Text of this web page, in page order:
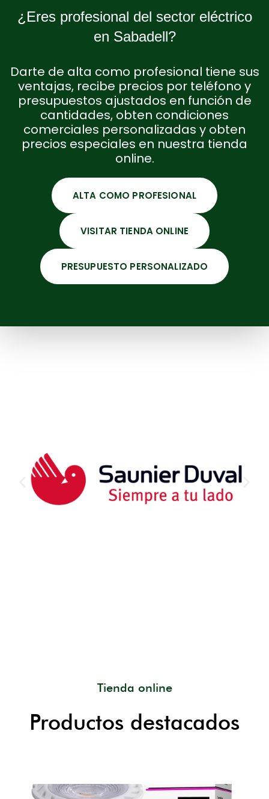
¿Eres profesional del sector eléctrico
en Sabadell?
Darte de alta como profesional tiene sus
ventajas, recibe precios por teléfono y
presupuestos ajustados en función de
cantidades, obten condiciones
comerciales personalizadas y obten
precios especiales en nuestra tienda
online.
ALTA COMO PROFESIONAL
VISITAR TIENDA ONLINE
PRESUPUESTO PERSONALIZADO
Tienda online
Productos destacados